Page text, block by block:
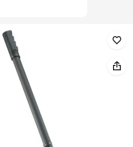
para cortar acero,
barras de refuerzo y